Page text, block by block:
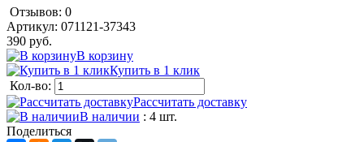
Отзывов: 0
Артикул: 071121-37343
390 руб.
В корзину
Купить в 1 клик
Кол-во:
Рассчитать доставку
В наличии : 4 шт.
Поделиться